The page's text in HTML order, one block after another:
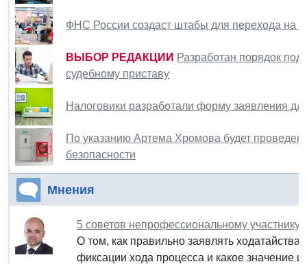
ФНС России создаст штабы для перехода на
ВЫБОР РЕДАКЦИИ Разработан порядок
судебному приставу
Налоговики разработали форму заявления
По указанию Артема Хромова будет
безопасности
Мнения
5 советов непрофессиональному участнику
О том, как правильно заявлять
фиксации хода процесса и какое значение